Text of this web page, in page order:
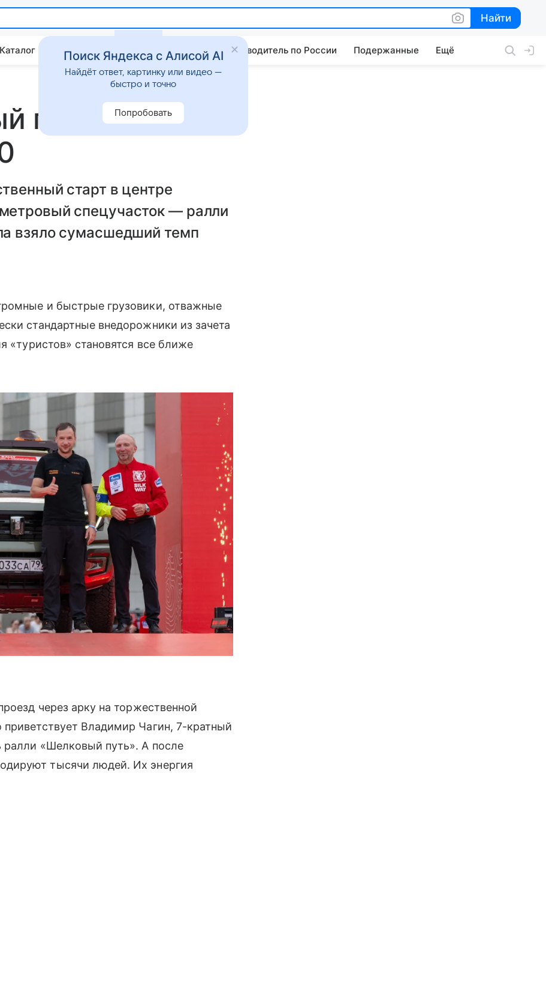
Найти
Найти
Каталог Китайские авто Штрафы и ПДД Путеводитель по России Подержанные Ещё
путь»: что
старт в центре
спецучасток — ралли
взяло сумасшедший темп
и быстрые грузовики, отважные
стандартные внедорожники из зачета
«туристов» становятся все ближе
через арку на торжественной
Владимир Чагин, 7-кратный
ралли «Шелковый путь». А после
тысячи людей. Их энергия
Поиск Яндекса с Алисой AI
Найдёт ответ, картинку или видео —
быстро и точно
Попробовать